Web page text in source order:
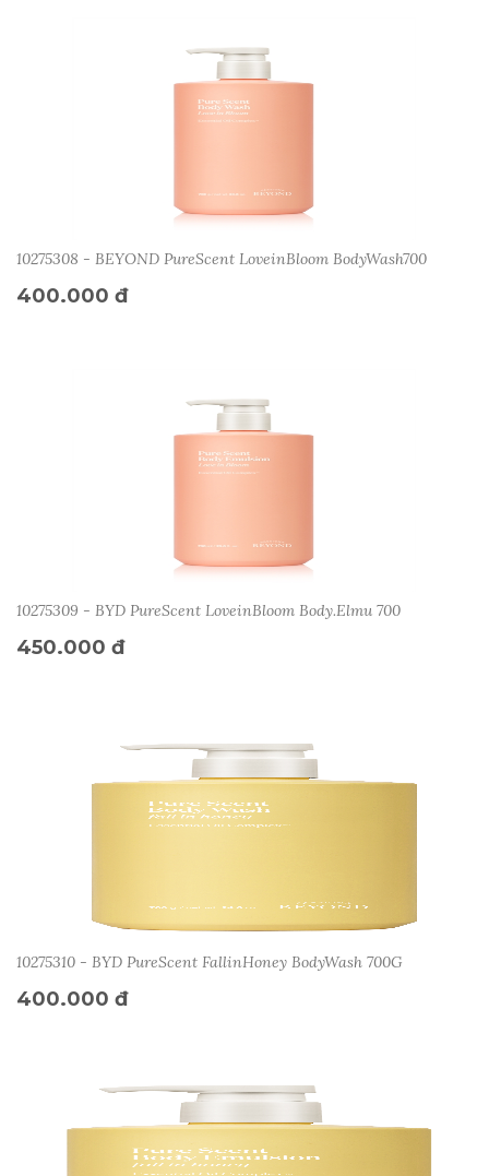
10275308 - BEYOND PureScent LoveinBloom BodyWash700
400.000 đ
10275309 - BYD PureScent LoveinBloom Body.Elmu 700
450.000 đ
10275310 - BYD PureScent FallinHoney BodyWash 700G
400.000 đ